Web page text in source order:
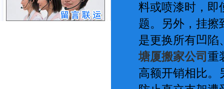
料或喷漆时，即
题。另外，挂擦
是更换所有凹陷
塘厦搬家公司重
高额开销相比。